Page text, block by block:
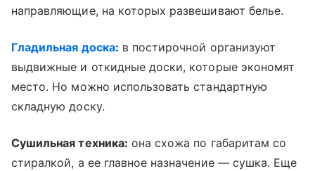
направляющие, на которых развешивают белье.
Гладильная доска: в постирочной организуют
выдвижные и откидные доски, которые экономят
место. Но можно использовать стандартную
складную доску.
Сушильная техника: она схожа по габаритам со
стиралкой, а ее главное назначение — сушка. Еще